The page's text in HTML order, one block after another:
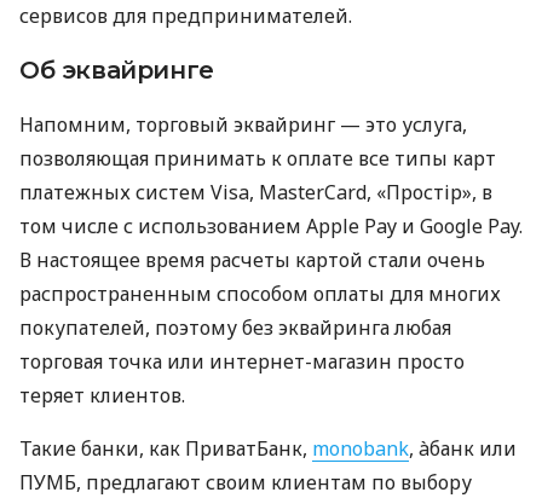
сервисов для предпринимателей.
Об эквайринге
Напомним, торговый эквайринг — это услуга,
позволяющая принимать к оплате все типы карт
платежных систем Visa, MasterCard, «Простір», в
том числе с использованием Apple Pay и Google Pay.
В настоящее время расчеты картой стали очень
распространенным способом оплаты для многих
покупателей, поэтому без эквайринга любая
торговая точка или интернет-магазин просто
теряет клиентов.
Такие банки, как ПриватБанк, monobank, àбанк или
ПУМБ, предлагают своим клиентам по выбору